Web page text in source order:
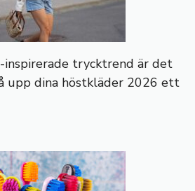
inspirerade trycktrend är det
upp dina höstkläder 2026 ett